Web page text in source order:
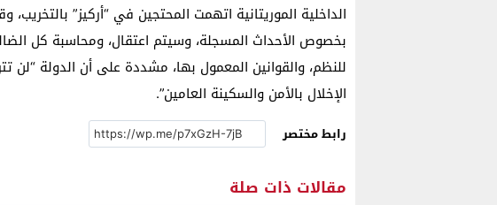
الداخلية الموريتانية اتهمت المحتجين في “أركيز”
بخصوص الأحداث المسجلة، وسيتم اعتقال، ومحاسبة كل
للنظم، والقوانين المعمول بها، مشددة على أن الدولة
الإخلال بالأمن والسكينة العامين”.
رابط مختصر
مقالات ذات صلة